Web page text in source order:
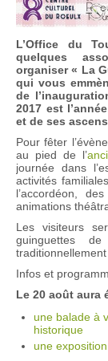
L’Office du
quelques
organiser « La
qui vous
de
2017 est
et de ses
Pour fêter
au pied de l’
journée dans
activités
l’accordéon,
animations
Les visiteurs
guinguettes
traditionnellement
Infos et
Le 20 août aura
une balade à
historique
une